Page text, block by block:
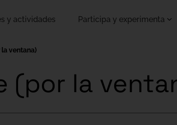
y actividades Participa y experimenta
la ventana)
(por la